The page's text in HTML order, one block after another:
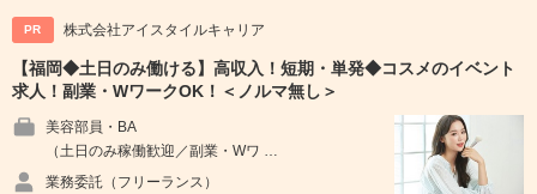
PR 株式会社アイスタイルキャリア
【福岡◆土日のみ働ける】高収入！短期・単発◆コスメのイベント
求人！副業・WワークOK！＜ノルマ無し＞
美容部員・BA
（土日のみ稼働歓迎／副業・Wワ …
業務委託（フリーランス）